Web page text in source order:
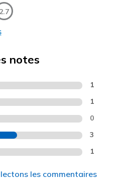
2.7
notes
1
1
0
3
1
les commentaires